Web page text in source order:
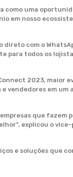
como uma
nosso
com o
para todos os
2023, maior
vendedores em
que fazem
explicou o
e soluções que